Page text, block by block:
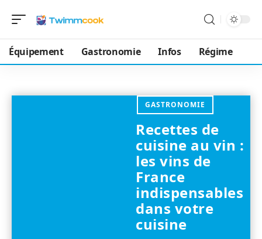
Équipement Gastronomie Infos Régime
GASTRONOMIE
Recettes de
cuisine au vin :
les vins de
France
indispensables
dans votre
cuisine